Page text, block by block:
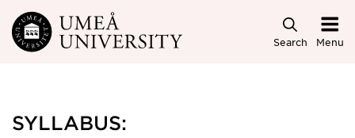
Skip to main content
Search Menu
SYLLABUS: